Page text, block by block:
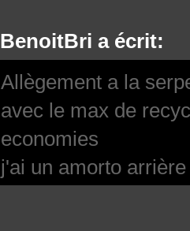
BenoitBri a écrit:
Allègement a la
avec le max de
economies
j'ai un amorto